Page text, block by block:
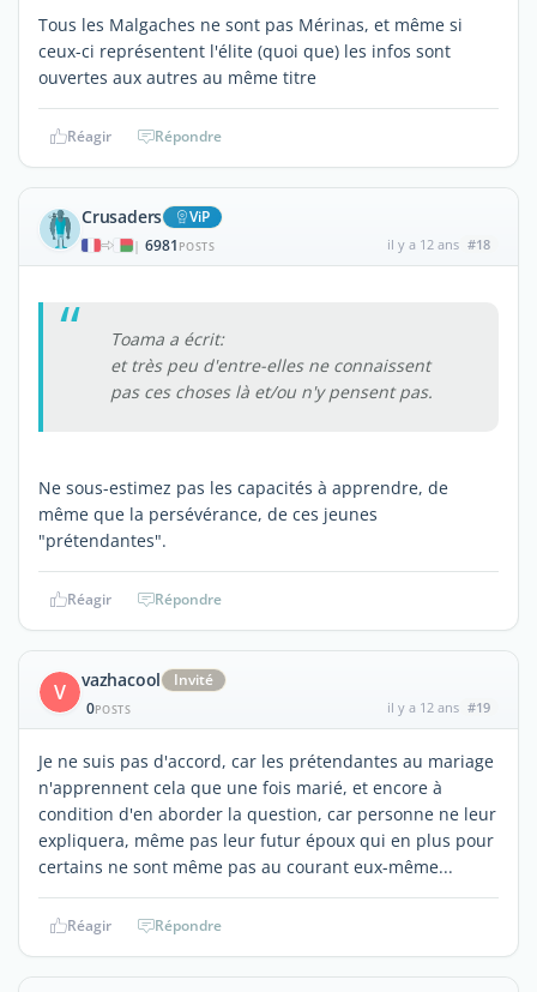
Tous les Malgaches ne sont pas Mérinas, et même si
ceux-ci représentent l'élite (quoi que) les infos sont
ouvertes aux autres au même titre
Réagir Répondre
Crusaders ViP
| 6981 POSTS il y a 12 ans #18
Toama a écrit:
et très peu d'entre-elles ne connaissent
pas ces choses là et/ou n'y pensent pas.
Ne sous-estimez pas les capacités à apprendre, de
même que la persévérance, de ces jeunes
"prétendantes".
Réagir Répondre
V vazhacool
Invité
0POSTS il y a 12 ans #19
Je ne suis pas d'accord, car les prétendantes au mariage
n'apprennent cela que une fois marié, et encore à
condition d'en aborder la question, car personne ne leur
expliquera, même pas leur futur époux qui en plus pour
certains ne sont même pas au courant eux-même...
Réagir Répondre